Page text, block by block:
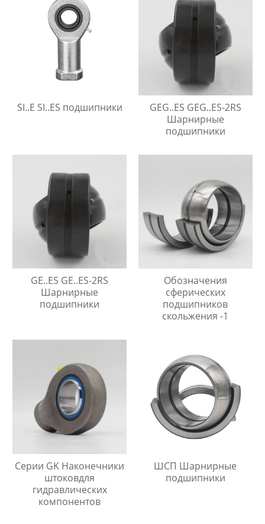
SI..E SI..ES подшипники
GEG..ES GEG..ES-2RS
Шарнирные
подшипники
GE..ES GE..ES-2RS
Шарнирные
подшипники
Обозначения
сферических
подшипников
скольжения -1
Серии GK Наконечники
штоковдля
гидравлических
компонентов
ШСП Шарнирные
подшипники